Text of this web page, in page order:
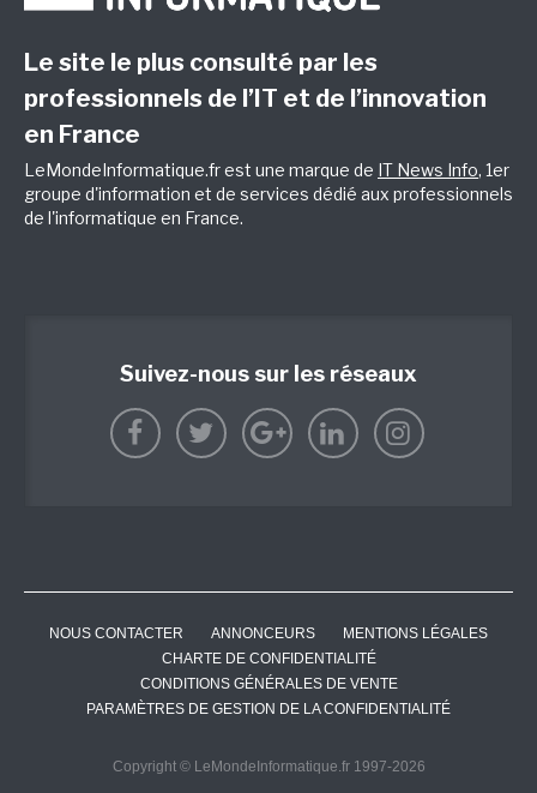
Le site le plus consulté par les
professionnels de l’IT et de l’innovation
en France
LeMondeInformatique.fr est une marque de IT News Info, 1er
groupe d'information et de services dédié aux professionnels
de l'informatique en France.
Suivez-nous sur les réseaux
NOUS CONTACTER ANNONCEURS
MENTIONS LÉGALES
CHARTE DE CONFIDENTIALITÉ
CONDITIONS GÉNÉRALES DE VENTE
PARAMÈTRES DE GESTION DE LA CONFIDENTIALITÉ
Copyright © LeMondeInformatique.fr 1997-2026